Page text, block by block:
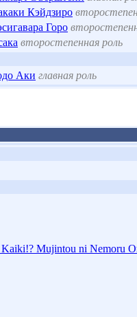
Кэйдзиро
Горо
второстепенная роль
Аки главная роль
Mujintou ni Nemoru